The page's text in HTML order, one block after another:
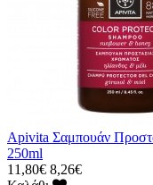
Apivita Σαμπουάν
250ml
11,80€ 8,26€